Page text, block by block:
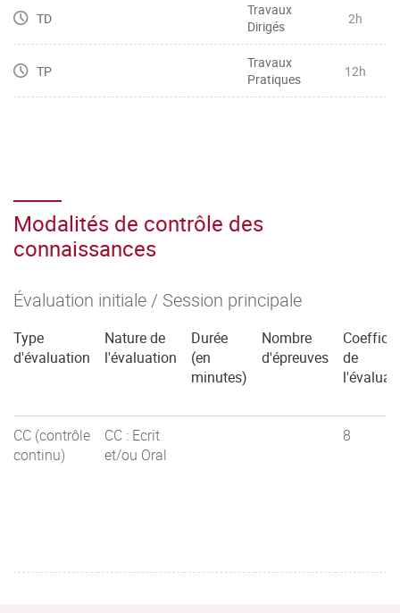
TD
Travaux
Dirigés
2h
TP
Travaux
Pratiques
12h
Modalités de contrôle des
connaissances
Évaluation initiale / Session principale
Type
d'évaluation
Nature de
l'évaluation
Durée
(en
minutes)
Nombre
d'épreuves
de
CC (contrôle
continu)
CC : Ecrit
et/ou Oral
8